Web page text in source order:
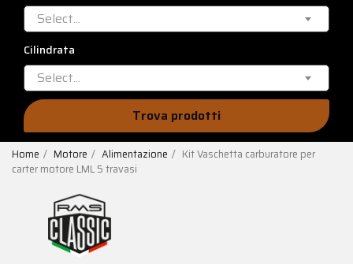
Select...
Cilindrata
Select...
Trova prodotti
Home Motore Alimentazione
Kit Vaschetta carburatore per
carter motore LML 5 travasi